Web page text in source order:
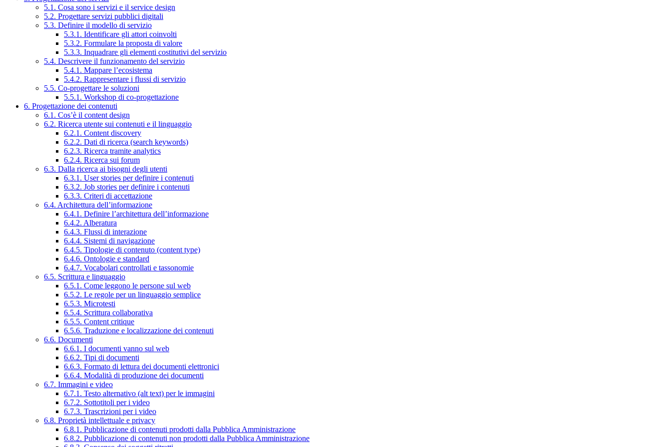
5.1. Cosa sono i servizi e il service design
5.2. Progettare servizi pubblici digitali
5.3. Definire il modello di servizio
5.3.1. Identificare gli attori coinvolti
5.3.2. Formulare la proposta di valore
5.3.3. Inquadrare gli elementi costitutivi del servizio
5.4. Descrivere il funzionamento del servizio
5.4.1. Mappare l’ecosistema
5.4.2. Rappresentare i flussi di servizio
5.5. Co-progettare le soluzioni
5.5.1. Workshop di co-progettazione
6. Progettazione dei contenuti
6.1. Cos’è il content design
6.2. Ricerca utente sui contenuti e il linguaggio
6.2.1. Content discovery
6.2.2. Dati di ricerca (search keywords)
6.2.3. Ricerca tramite analytics
6.2.4. Ricerca sui forum
6.3. Dalla ricerca ai bisogni degli utenti
6.3.1. User stories per definire i contenuti
6.3.2. Job stories per definire i contenuti
6.3.3. Criteri di accettazione
6.4. Architettura dell’informazione
6.4.1. Definire l’architettura dell’informazione
6.4.2. Alberatura
6.4.3. Flussi di interazione
6.4.4. Sistemi di navigazione
6.4.5. Tipologie di contenuto (content type)
6.4.6. Ontologie e standard
6.4.7. Vocabolari controllati e tassonomie
6.5. Scrittura e linguaggio
6.5.1. Come leggono le persone sul web
6.5.2. Le regole per un linguaggio semplice
6.5.3. Microtesti
6.5.4. Scrittura collaborativa
6.5.5. Content critique
6.5.6. Traduzione e localizzazione dei contenuti
6.6. Documenti
6.6.1. I documenti vanno sul web
6.6.2. Tipi di documenti
6.6.3. Formato di lettura dei documenti elettronici
6.6.4. Modalità di produzione dei documenti
6.7. Immagini e video
6.7.1. Testo alternativo (alt text) per le immagini
6.7.2. Sottotitoli per i video
6.7.3. Trascrizioni per i video
6.8. Proprietà intellettuale e privacy
6.8.1. Pubblicazione di contenuti prodotti dalla Pubblica Amministrazione
6.8.2. Pubblicazione di contenuti non prodotti dalla Pubblica Amministrazione